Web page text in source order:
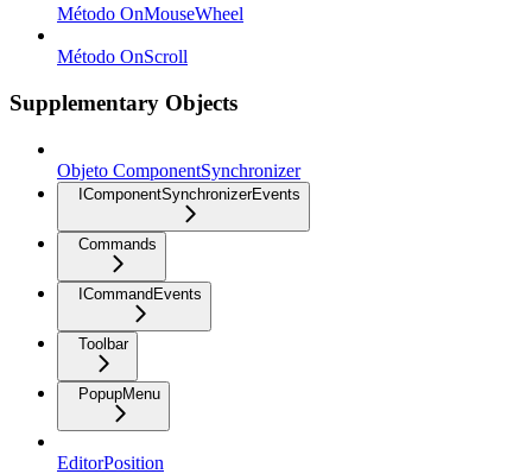
Método OnMouseWheel
Método OnScroll
Supplementary Objects
Objeto ComponentSynchronizer
IComponentSynchronizerEvents
Commands
ICommandEvents
Toolbar
PopupMenu
EditorPosition